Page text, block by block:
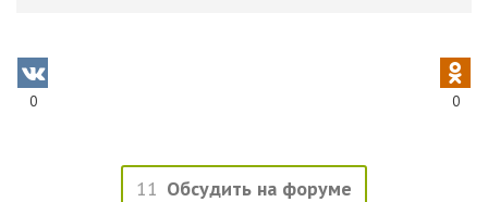
0 0
11 Обсудить на форуме